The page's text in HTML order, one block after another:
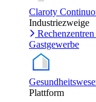
Claroty
Industriezweige
Rechenzentren
Gastgewerbe
Plattform